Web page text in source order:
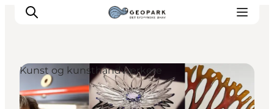
Kunst og kunsthåndværkere